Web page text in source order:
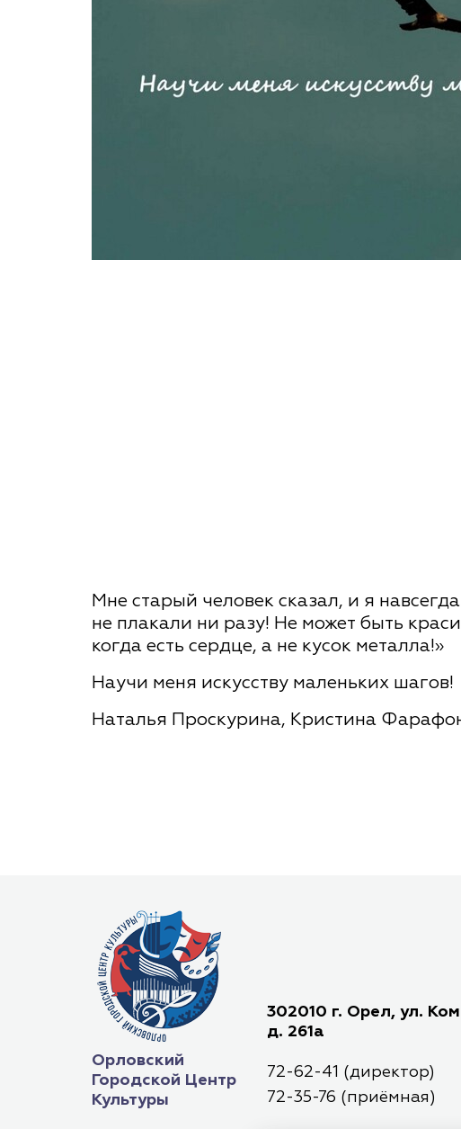
Мне старый человек сказал, и я
не плакали ни разу! Не может быть
когда есть сердце, а не кусок металла!»
Научи меня искусству маленьких шагов!
Наталья Проскурина, Кристина
Орловский
Городской Центр
Культуры
302010 г. Орел, ул.
д. 261а
72-62-41 (директор)
72-35-76 (приёмная)